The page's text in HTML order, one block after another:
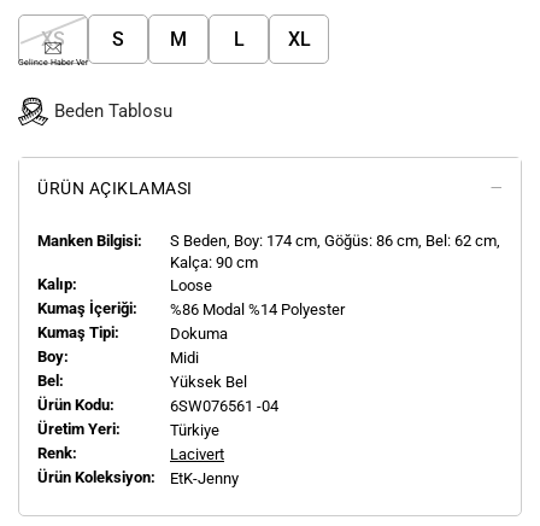
XS
Gelince Haber Ver
S M L XL
Beden Tablosu
ÜRÜN AÇIKLAMASI
Manken Bilgisi: S Beden, Boy: 174 cm, Göğüs: 86 cm, Bel: 62 cm,
Kalça: 90 cm
Kalıp:
Loose
Kumaş İçeriği:
%86 Modal %14 Polyester
Kumaş Tipi:
Dokuma
Boy:
Midi
Bel:
Yüksek Bel
Ürün Kodu:
6SW076561 -04
Üretim Yeri:
Türkiye
Renk:
Lacivert
Ürün Koleksiyon:
EtK-Jenny